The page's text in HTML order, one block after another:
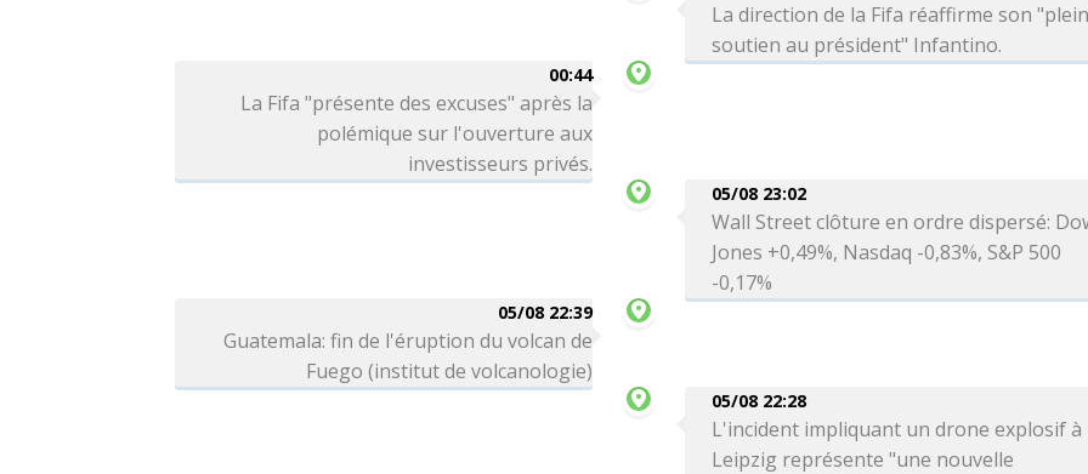
La direction de la Fifa réaffirme son
soutien au président" Infantino.
00:44
La Fifa "présente des excuses" après la
polémique sur l'ouverture aux
investisseurs privés.
05/08 23:02
Wall Street clôture en ordre dispersé:
Jones +0,49%, Nasdaq -0,83%, S&P 500
-0,17%
05/08 22:39
Guatemala: fin de l'éruption du volcan de
Fuego (institut de volcanologie)
05/08 22:28
L'incident impliquant un drone explosif à
Leipzig représente "une nouvelle